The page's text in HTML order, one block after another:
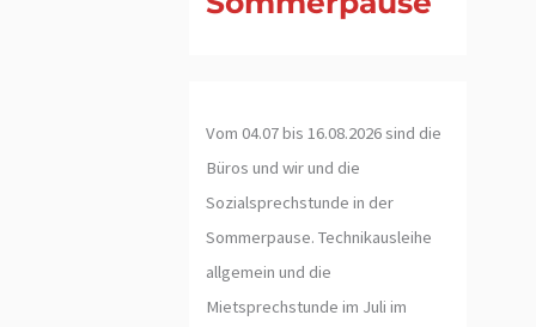
Vom 04.07 bis 16.08.2026 sind die
Büros und wir und die
Sozialsprechstunde in der
Sommerpause. Technikausleihe
allgemein und die
Mietsprechstunde im Juli im